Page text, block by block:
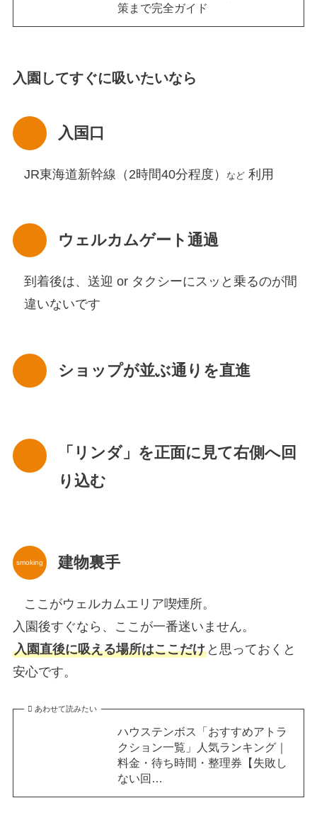
策まで完全ガイド
入園してすぐに吸いたいなら
入国口
JR東海道新幹線（2時間40分程度） など利用
ウェルカムゲート通過
到着後は、送迎 or タクシーにスッと乗るのが間
違いないです
ショップが並ぶ通りを直進
「リンダ」を正面に見て右側へ回
り込む
smoking 建物裏手
ここがウェルカムエリア喫煙所。
入園後すぐなら、ここが一番迷いません。
入園直後に吸える場所はここだけと思っておくと
安心です。
あわせて読みたい
ハウステンボス「おすすめアトラ
クション一覧」人気ランキング｜
料金・待ち時間・整理券【失敗し
ない回…